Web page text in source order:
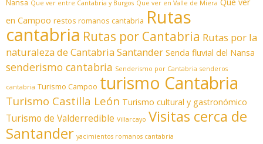
Nansa Que ver entre Cantabria y Burgos Que ver en Valle de Miera
en Campoo restos romanos cantabria Rutas
cantabria Rutas por Cantabria Rutas por la
naturaleza de CantabriaSantander Senda fluvial del Nansa
senderismo cantabria Senderismo por Cantabria senderos
cantabria Turismo Campoo turismo Cantabria
Turismo Castilla León Turismo cultural y gastronómico
Turismo de Valderredible Villarcayo Visitas cerca de
Santander yacimientos romanos cantabria